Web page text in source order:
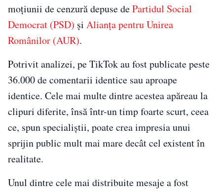
moțiunii de cenzură depuse dePartidul Social
Democrat (PSD) și Alianța pentru Unirea
Românilor (AUR).
Potrivit analizei, pe TikTok au fost publicate peste
36.000 de comentarii identice sau aproape
identice. Cele mai multe dintre acestea apăreau la
clipuri diferite, însă într-un timp foarte scurt, ceea
ce, spun specialiștii, poate crea impresia unui
sprijin public mult mai mare decât cel existent în
realitate.
Unul dintre cele mai distribuite mesaje a fost